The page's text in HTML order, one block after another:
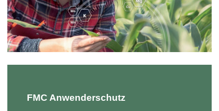
FMC Anwenderschutz